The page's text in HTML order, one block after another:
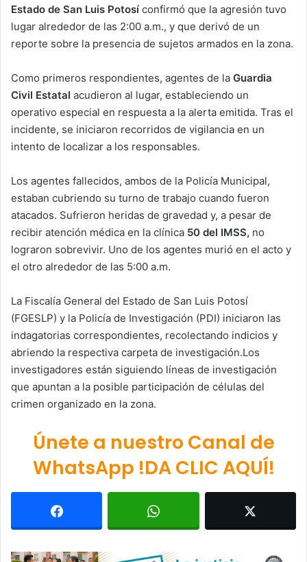
Estado de San Luis Potosí confirmó que la agresión tuvo
lugar alrededor de las 2:00 a.m., y que derivó de un
reporte sobre la presencia de sujetos armados en la zona.
Como primeros respondientes, agentes de la Guardia
Civil Estatal acudieron al lugar, estableciendo un
operativo especial en respuesta a la alerta emitida. Tras el
incidente, se iniciaron recorridos de vigilancia en un
intento de localizar a los responsables.
Los agentes fallecidos, ambos de la Policía Municipal,
estaban cubriendo su turno de trabajo cuando fueron
atacados. Sufrieron heridas de gravedad y, a pesar de
recibir atención médica en la clínica 50 del IMSS, no
lograron sobrevivir. Uno de los agentes murió en el acto y
el otro alrededor de las 5:00 a.m.
La Fiscalía General del Estado de San Luis Potosí
(FGESLP) y la Policía de Investigación (PDI) iniciaron las
indagatorias correspondientes, recolectando indicios y
abriendo la respectiva carpeta de investigación.Los
investigadores están siguiendo líneas de investigación
que apuntan a la posible participación de células del
crimen organizado en la zona.
Únete a nuestro Canal de
WhatsApp !DA CLIC AQUÍ!